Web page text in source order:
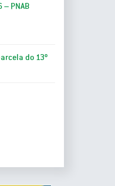
– PNAB
do 13º